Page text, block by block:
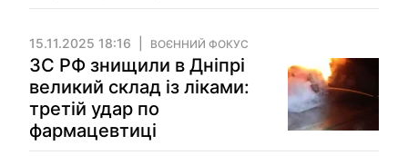
15.11.2025 18:16 ВОЄННИЙ ФОКУС
ЗС РФ знищили в Дніпрі
великий склад із ліками:
третій удар по
фармацевтиці